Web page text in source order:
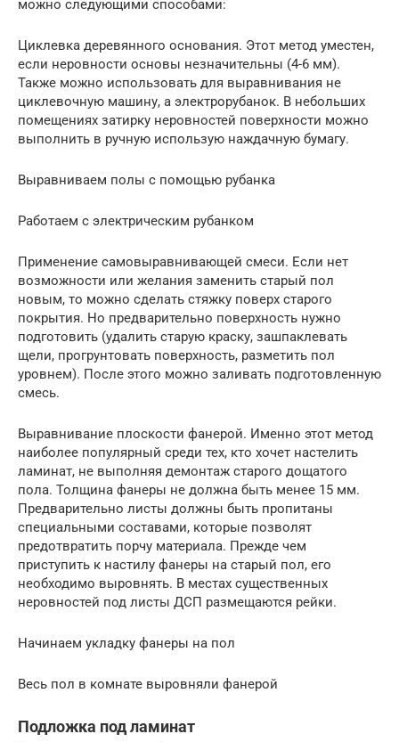
можно следующими способами:
Циклевка деревянного основания. Этот метод уместен,
если неровности основы незначительны (4-6 мм).
Также можно использовать для выравнивания не
циклевочную машину, а электрорубанок. В небольших
помещениях затирку неровностей поверхности можно
выполнить в ручную использую наждачную бумагу.
Выравниваем полы с помощью рубанка
Работаем с электрическим рубанком
Применение самовыравнивающей смеси. Если нет
возможности или желания заменить старый пол
новым, то можно сделать стяжку поверх старого
покрытия. Но предварительно поверхность нужно
подготовить (удалить старую краску, зашпаклевать
щели, прогрунтовать поверхность, разметить пол
уровнем). После этого можно заливать подготовленную
смесь.
Выравнивание плоскости фанерой. Именно этот метод
наиболее популярный среди тех, кто хочет настелить
ламинат, не выполняя демонтаж старого дощатого
пола. Толщина фанеры не должна быть менее 15 мм.
Предварительно листы должны быть пропитаны
специальными составами, которые позволят
предотвратить порчу материала. Прежде чем
приступить к настилу фанеры на старый пол, его
необходимо выровнять. В местах существенных
неровностей под листы ДСП размещаются рейки.
Начинаем укладку фанеры на пол
Весь пол в комнате выровняли фанерой
Подложка под ламинат